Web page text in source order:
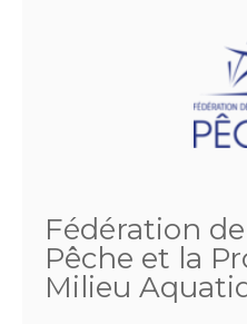
Fédération
Pêche et la
Milieu